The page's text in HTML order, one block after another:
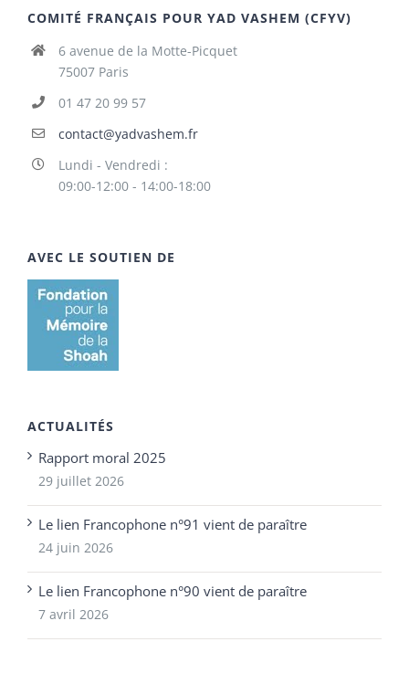
COMITÉ FRANÇAIS POUR YAD VASHEM (CFYV)
6 avenue de la Motte-Picquet
75007 Paris
01 47 20 99 57
contact@yadvashem.fr
Lundi - Vendredi :
09:00-12:00 - 14:00-18:00
AVEC LE SOUTIEN DE
ACTUALITÉS
Rapport moral 2025
29 juillet 2026
Le lien Francophone n°91 vient de paraître
24 juin 2026
Le lien Francophone n°90 vient de paraître
7 avril 2026